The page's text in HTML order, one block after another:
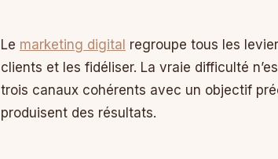
Le marketing digital regroupe tous les
clients et les fidéliser. La vraie difficulté
trois canaux cohérents avec un objectif
produisent des résultats.